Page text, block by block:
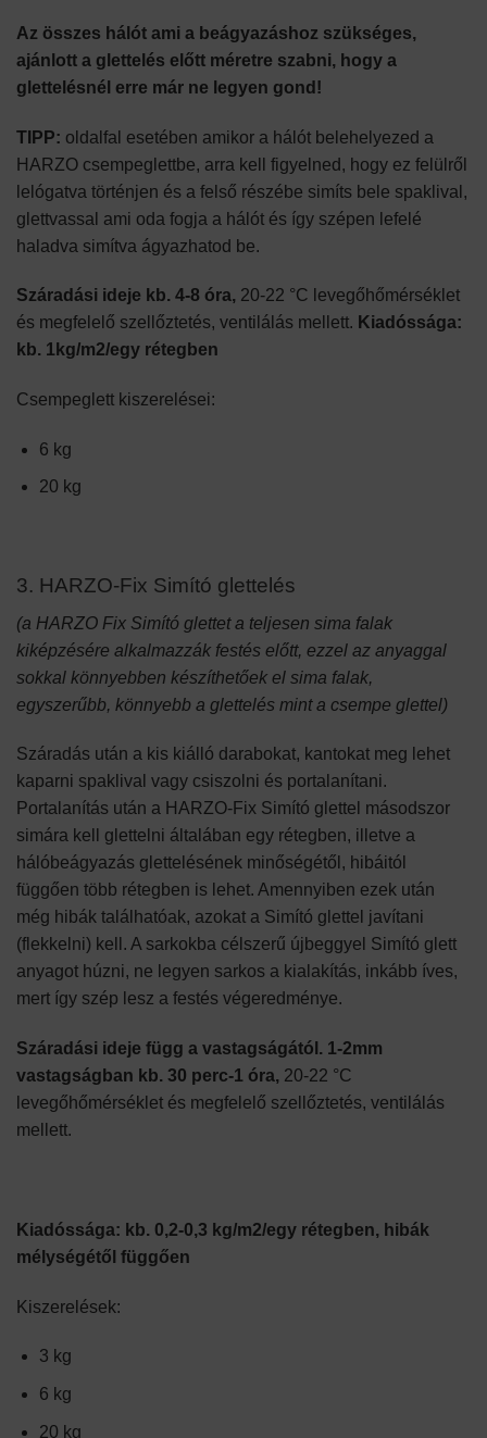
Az összes hálót ami a beágyazáshoz szükséges,
ajánlott a glettelés előtt méretre szabni, hogy a
glettelésnél erre már ne legyen gond!
TIPP: oldalfal esetében amikor a hálót belehelyezed a
HARZO csempeglettbe, arra kell figyelned, hogy ez felülről
lelógatva történjen és a felső részébe simíts bele spaklival,
glettvassal ami oda fogja a hálót és így szépen lefelé
haladva simítva ágyazhatod be.
Száradási ideje kb. 4-8 óra, 20-22 °C levegőhőmérséklet
és megfelelő szellőztetés, ventilálás mellett. Kiadóssága:
kb. 1kg/m2/egy rétegben
Csempeglett kiszerelései:
6 kg
20 kg
3. HARZO-Fix Simító glettelés
(a HARZO Fix Simító glettet a teljesen sima falak
kiképzésére alkalmazzák festés előtt, ezzel az anyaggal
sokkal könnyebben készíthetőek el sima falak,
egyszerűbb, könnyebb a glettelés mint a csempe glettel)
Száradás után a kis kiálló darabokat, kantokat meg lehet
kaparni spaklival vagy csiszolni és portalanítani.
Portalanítás után a HARZO-Fix Simító glettel másodszor
simára kell glettelni általában egy rétegben, illetve a
hálóbeágyazás glettelésének minőségétől, hibáitól
függően több rétegben is lehet. Amennyiben ezek után
még hibák találhatóak, azokat a Simító glettel javítani
(flekkelni) kell. A sarkokba célszerű újbeggyel Simító glett
anyagot húzni, ne legyen sarkos a kialakítás, inkább íves,
mert így szép lesz a festés végeredménye.
Száradási ideje függ a vastagságától. 1-2mm
vastagságban kb. 30 perc-1 óra, 20-22 °C
levegőhőmérséklet és megfelelő szellőztetés, ventilálás
mellett.
Kiadóssága: kb. 0,2-0,3 kg/m2/egy rétegben, hibák
mélységétől függően
Kiszerelések:
3 kg
6 kg
20 kg